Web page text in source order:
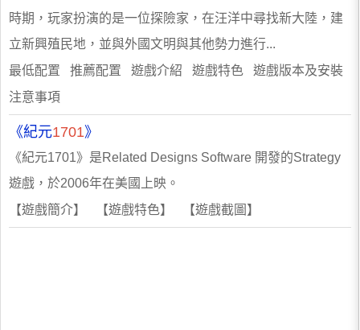
時期，玩家扮演的是一位探險家，在汪洋中尋找新大陸，建
立新興殖民地，並與外國文明與其他勢力進行...
最低配置 推薦配置 遊戲介紹 遊戲特色 遊戲版本及安裝
注意事項
《紀元1701》
《紀元1701》是Related Designs Software 開發的Strategy
遊戲，於2006年在美國上映。
【遊戲簡介】 【遊戲特色】 【遊戲截圖】